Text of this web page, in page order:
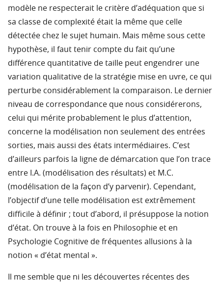
modèle ne respecterait le critère d’adéquation que si
sa classe de complexité était la même que celle
détectée chez le sujet humain. Mais même sous cette
hypothèse, il faut tenir compte du fait qu’une
différence quantitative de taille peut engendrer une
variation qualitative de la stratégie mise en uvre, ce qui
perturbe considérablement la comparaison. Le dernier
niveau de correspondance que nous considérerons,
celui qui mérite probablement le plus d’attention,
concerne la modélisation non seulement des entrées
sorties, mais aussi des états intermédiaires. C’est
d’ailleurs parfois la ligne de démarcation que l’on trace
entre I.A. (modélisation des résultats) et M.C.
(modélisation de la façon d’y parvenir). Cependant,
l’objectif d’une telle modélisation est extrêmement
difficile à définir ; tout d’abord, il présuppose la notion
d’état. On trouve à la fois en Philosophie et en
Psychologie Cognitive de fréquentes allusions à la
notion « d’état mental ».
Il me semble que ni les découvertes récentes des